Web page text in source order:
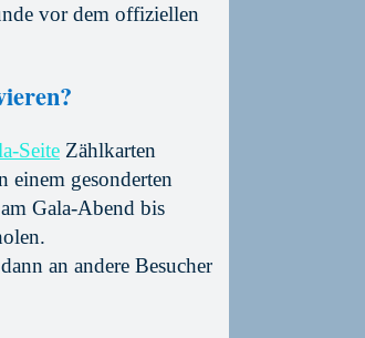
vor dem offiziellen
Seite Zählkarten
einem gesonderten
Gala-Abend bis
an andere Besucher